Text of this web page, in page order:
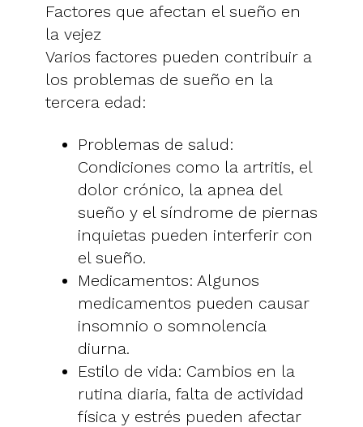
Factores que afectan el sueño en
la vejez
Varios factores pueden contribuir a
los problemas de sueño en la
tercera edad:
Problemas de salud:
Condiciones como la artritis, el
dolor crónico, la apnea del
sueño y el síndrome de piernas
inquietas pueden interferir con
el sueño.
Medicamentos: Algunos
medicamentos pueden causar
insomnio o somnolencia
diurna.
Estilo de vida: Cambios en la
rutina diaria, falta de actividad
física y estrés pueden afectar